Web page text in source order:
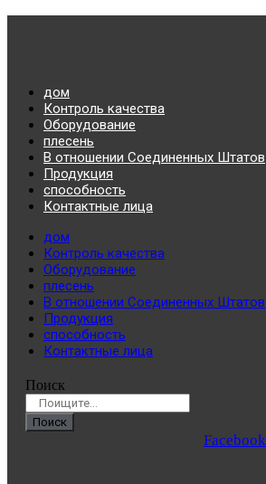
дом
Контроль качества
Оборудование
плесень
В отношении Соединенных Штатов
Продукция
способность
Контактные лица
дом
Контроль качества
Оборудование
плесень
В отношении Соединенных Штатов
Продукция
способность
Контактные лица
Поиск
Поиск
Facebook